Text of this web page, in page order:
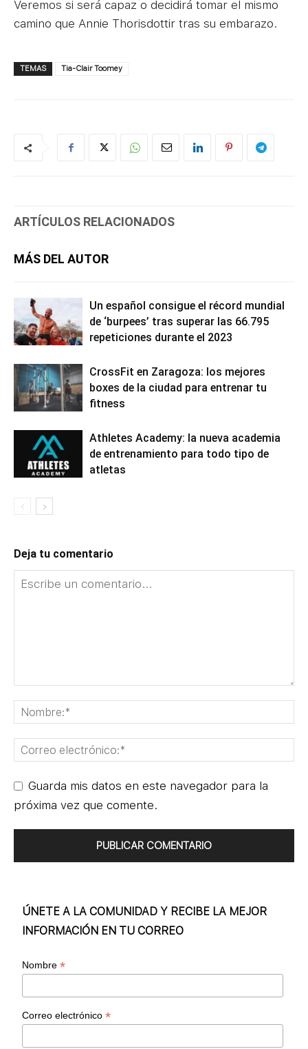
Veremos si será capaz o decidirá tomar el mismo
camino que Annie Thorisdottir tras su embarazo.
TEMAS Tia-Clair Toomey
ARTÍCULOS RELACIONADOS
MÁS DEL AUTOR
Un español consigue el récord mundial
de ‘burpees’ tras superar las 66.795
repeticiones durante el 2023
CrossFit en Zaragoza: los mejores
boxes de la ciudad para entrenar tu
fitness
Athletes Academy: la nueva academia
de entrenamiento para todo tipo de
atletas
Deja tu comentario
Guarda mis datos en este navegador para la
próxima vez que comente.
ÚNETE A LA COMUNIDAD Y RECIBE LA MEJOR
INFORMACIÓN EN TU CORREO
Nombre*
Correo electrónico*